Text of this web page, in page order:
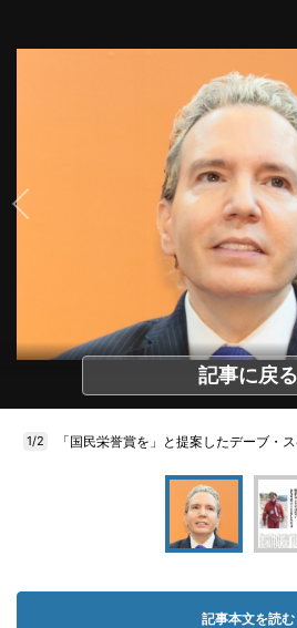
記事に戻る
1/2 「国民栄誉賞を」と提案したデーブ・
記事本文を読む